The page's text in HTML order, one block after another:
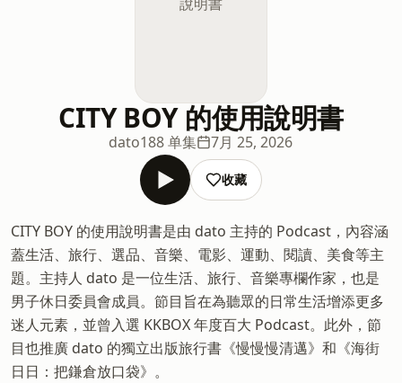
CITY BOY 的使用說明書
dato188 单集 7月 25, 2026
收藏
CITY BOY 的使用說明書是由 dato 主持的 Podcast，內容涵
蓋生活、旅行、選品、音樂、電影、運動、閱讀、美食等主
題。主持人 dato 是一位生活、旅行、音樂專欄作家，也是
男子休日委員會成員。節目旨在為聽眾的日常生活增添更多
迷人元素，並曾入選 KKBOX 年度百大 Podcast。此外，節
目也推廣 dato 的獨立出版旅行書《慢慢慢清邁》和《海街
日日：把鎌倉放口袋》。